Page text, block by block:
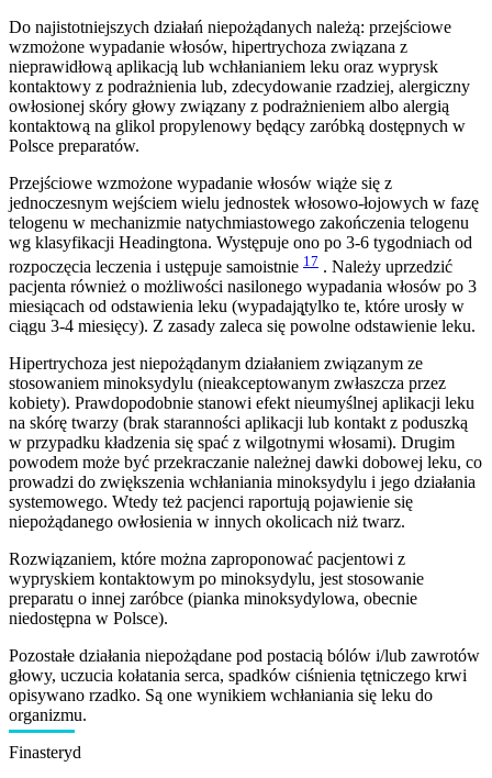
Do najistotniejszych działań niepożądanych należą: przejściowe
wzmożone wypadanie włosów, hipertrychoza związana z
nieprawidłową aplikacją lub wchłanianiem leku oraz wyprysk
kontaktowy z podrażnienia lub, zdecydowanie rzadziej, alergiczny
owłosionej skóry głowy związany z podrażnieniem albo alergią
kontaktową na glikol propylenowy będący zaróbką dostępnych w
Polsce preparatów.
Przejściowe wzmożone wypadanie włosów wiąże się z
jednoczesnym wejściem wielu jednostek włosowo-łojowych w fazę
telogenu w mechanizmie natychmiastowego zakończenia telogenu
wg klasyfikacji Headingtona. Występuje ono po 3-6 tygodniach od
rozpoczęcia leczenia i ustępuje samoistnie 17 . Należy uprzedzić
pacjenta również o możliwości nasilonego wypadania włosów po 3
miesiącach od odstawienia leku (wypadają̨tylko te, które urosły w
ciągu 3-4 miesięcy). Z zasady zaleca się powolne odstawienie leku.
Hipertrychoza jest niepożądanym działaniem związanym ze
stosowaniem minoksydylu (nieakceptowanym zwłaszcza przez
kobiety). Prawdopodobnie stanowi efekt nieumyślnej aplikacji leku
na skórę twarzy (brak staranności aplikacji lub kontakt z poduszką
w przypadku kładzenia się spać z wilgotnymi włosami). Drugim
powodem może być przekraczanie należnej dawki dobowej leku, co
prowadzi do zwiększenia wchłaniania minoksydylu i jego działania
systemowego. Wtedy też pacjenci raportują pojawienie się
niepożądanego owłosienia w innych okolicach niż twarz.
Rozwiązaniem, które można zaproponować pacjentowi z
wypryskiem kontaktowym po minoksydylu, jest stosowanie
preparatu o innej zaróbce (pianka minoksydylowa, obecnie
niedostępna w Polsce).
Pozostałe działania niepożądane pod postacią bólów i/lub zawrotów
głowy, uczucia kołatania serca, spadków ciśnienia tętniczego krwi
opisywano rzadko. Są one wynikiem wchłaniania się leku do
organizmu.
Finasteryd